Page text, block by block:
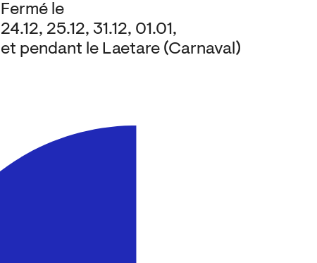
Fermé le
24.12, 25.12, 31.12, 01.01,
et pendant le Laetare (Carnaval)